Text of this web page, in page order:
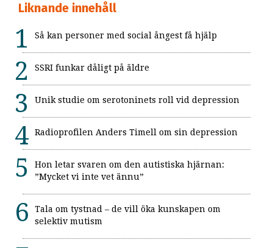
Liknande innehåll
Så kan personer med social ångest få hjälp
SSRI funkar dåligt på äldre
Unik studie om serotoninets roll vid depression
Radioprofilen Anders Timell om sin depression
Hon letar svaren om den autistiska hjärnan:
”Mycket vi inte vet ännu”
Tala om tystnad – de vill öka kunskapen om
selektiv mutism